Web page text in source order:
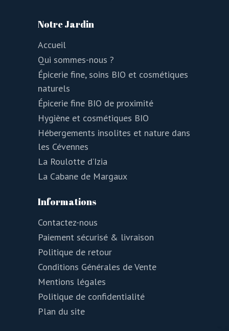
Notre Jardin
Accueil
Qui sommes-nous ?
Épicerie fine, soins BIO et cosmétiques
naturels
Épicerie fine BIO de proximité
Hygiène et cosmétiques BIO
Hébergements insolites et nature dans
les Cévennes
La Roulotte d’Izia
La Cabane de Margaux
Informations
Contactez-nous
Paiement sécurisé & livraison
Politique de retour
Conditions Générales de Vente
Mentions légales
Politique de confidentialité
Plan du site